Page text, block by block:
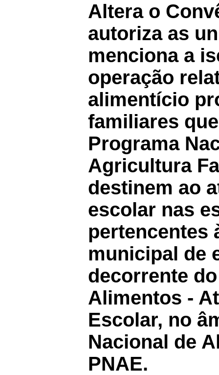
Altera o
autoriza as
menciona a
operação
alimentício
familiares
Programa
Agricultura
destinem ao
escolar nas
pertencentes
municipal de
decorrente
Alimentos -
Escolar, no
Nacional de
PNAE.